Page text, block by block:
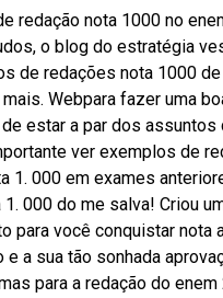
redação nota 1000 no
o blog do estratégia
de redações nota 1000
Webpara fazer uma
estar a par dos assuntos
ver exemplos de
1. 000 em exames
000 do me salva! Criou
para você conquistar nota
e a sua tão sonhada
para a redação do enem